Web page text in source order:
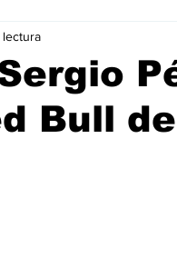
Bull de
lectura